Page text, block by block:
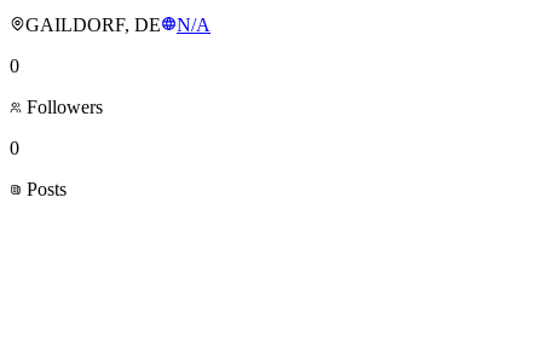
GAILDORF, DE
N/A
0
Followers
0
Posts